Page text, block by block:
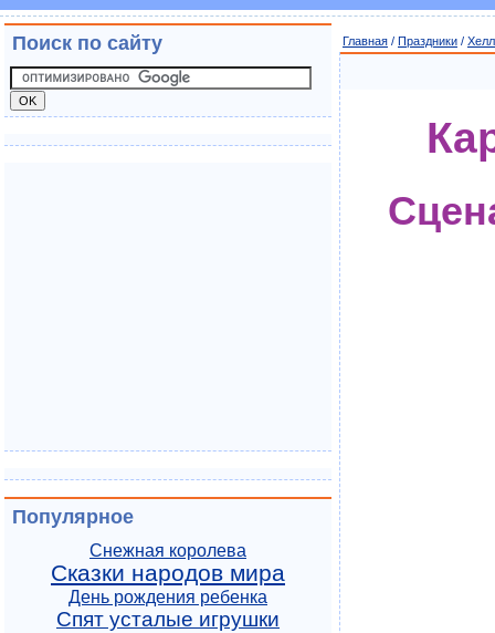
Главная / Праздники /
Поиск по сайту
Популярное
Снежная королева
Сказки народов мира
День рождения ребенка
Спят усталые игрушки